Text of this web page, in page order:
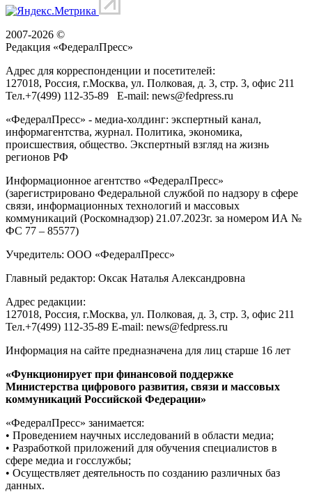
2007-2026 ©
Редакция «ФедералПресс»
Адрес для корреспонденции и посетителей:
127018, Россия, г.Москва, ул. Полковая, д. 3, стр. 3, офис 211
Тел.+7(499) 112-35-89 E-mail: news@fedpress.ru
«ФедералПресс» - медиа-холдинг: экспертный канал,
информагентства, журнал. Политика, экономика,
происшествия, общество. Экспертный взгляд на жизнь
регионов РФ
Информационное агентство «ФедералПресс»
(зарегистрировано Федеральной службой по надзору в сфере
связи, информационных технологий и массовых
коммуникаций (Роскомнадзор) 21.07.2023г. за номером ИА №
ФС 77 – 85577)
Учредитель: ООО «ФедералПресс»
Главный редактор: Оксак Наталья Александровна
Адрес редакции:
127018, Россия, г.Москва, ул. Полковая, д. 3, стр. 3, офис 211
Тел.+7(499) 112-35-89 E-mail: news@fedpress.ru
Информация на сайте предназначена для лиц старше 16 лет
«Функционирует при финансовой поддержке
Министерства цифрового развития, связи и массовых
коммуникаций Российской Федерации»
«ФедералПресс» занимается:
• Проведением научных исследований в области медиа;
• Разработкой приложений для обучения специалистов в
сфере медиа и госслужбы;
• Осуществляет деятельность по созданию различных баз
данных.